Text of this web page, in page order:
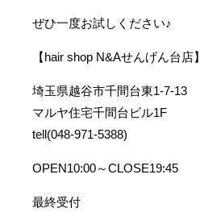
ぜひ一度お試しください♪
【hair shop N&Aせんげん台店】
埼玉県越谷市千間台東1-7-13
マルヤ住宅千間台ビル1F
tell(048-971-5388)
OPEN10:00～CLOSE19:45
最終受付